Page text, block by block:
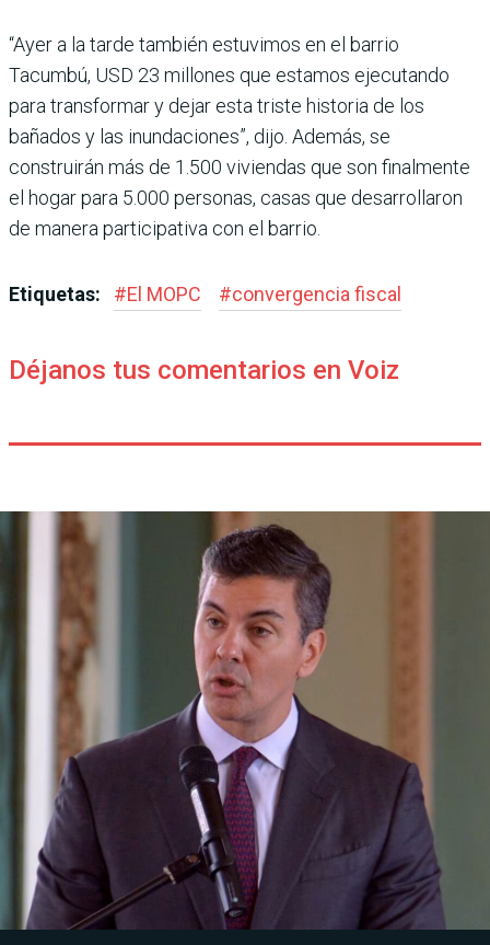
“Ayer a la tarde también estu­vimos en el barrio
Tacumbú, USD 23 millones que estamos ejecutando
para transformar y dejar esta triste historia de los
bañados y las inundaciones”, dijo. Además, se
construirán más de 1.500 viviendas que son finalmente
el hogar para 5.000 personas, casas que desarrolla­ron
de manera participativa con el barrio.
Etiquetas: #El MOPC #convergencia fiscal
Déjanos tus comentarios en Voiz